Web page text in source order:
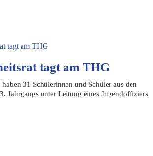
tagt am THG
31 Schülerinnen und Schüler aus den
Jahrgangs unter Leitung eines Jugendoffiziers